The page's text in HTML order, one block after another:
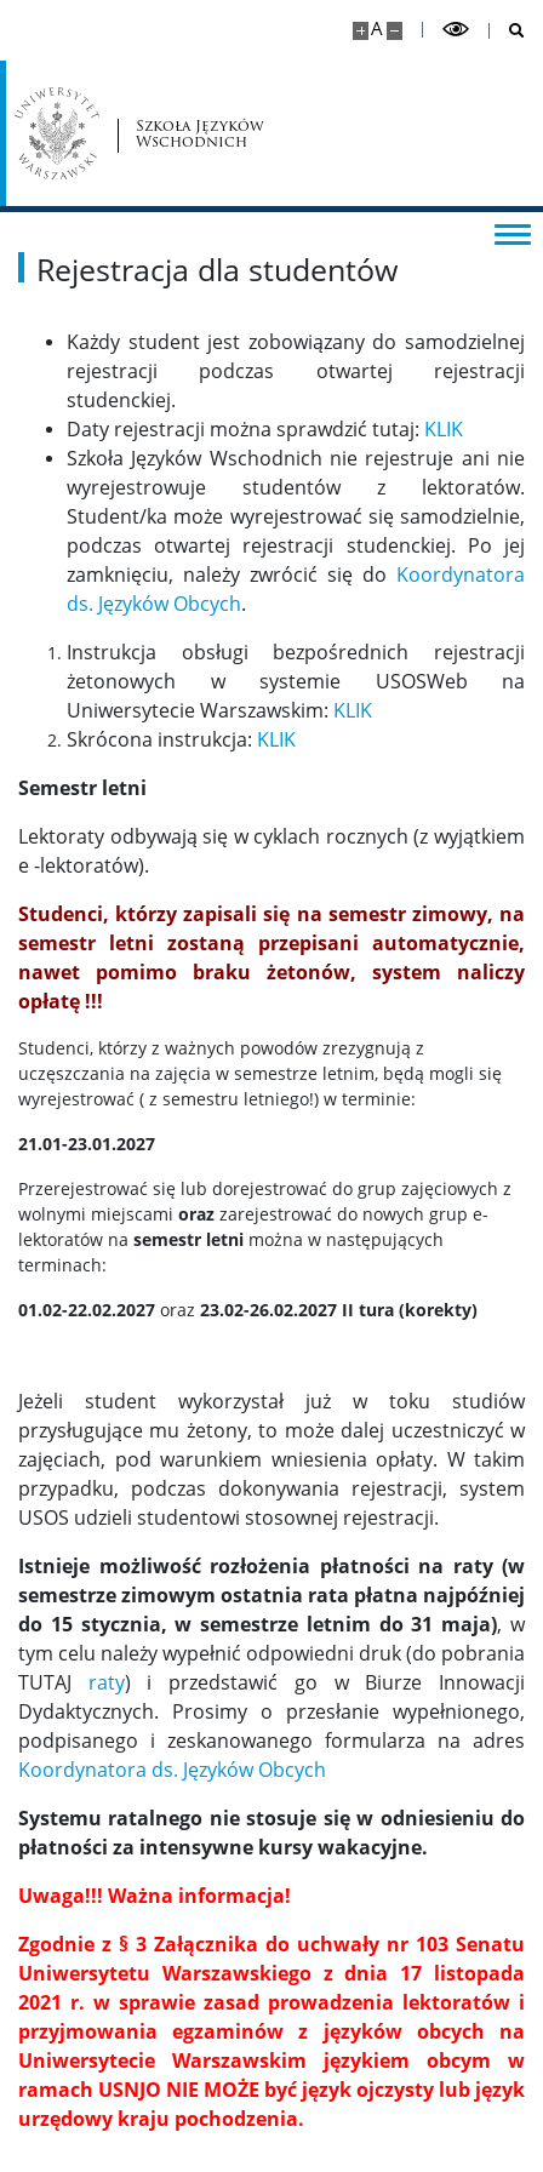
A
Szkoła Języków
Wschodnich
Rejestracja dla studentów
Każdy student jest zobowiązany do samodzielnej
rejestracji podczas otwartej rejestracji
studenckiej.
Daty rejestracji można sprawdzić tutaj: KLIK
Szkoła Języków Wschodnich nie rejestruje ani nie
wyrejestrowuje studentów z lektoratów.
Student/ka może wyrejestrować się samodzielnie,
podczas otwartej rejestracji studenckiej. Po jej
zamknięciu, należy zwrócić się do Koordynatora
ds. Języków Obcych.
Instrukcja obsługi bezpośrednich rejestracji
żetonowych w systemie USOSWeb na
Uniwersytecie Warszawskim: KLIK
Skrócona instrukcja: KLIK
Semestr letni
Lektoraty odbywają się w cyklach rocznych (z wyjątkiem
e -lektoratów).
Studenci, którzy zapisali się na semestr zimowy, na
semestr letni zostaną przepisani automatycznie,
nawet pomimo braku żetonów, system naliczy
opłatę !!!
Studenci, którzy z ważnych powodów zrezygnują z
uczęszczania na zajęcia w semestrze letnim, będą mogli się
wyrejestrować ( z semestru letniego!) w terminie:
21.01-23.01.2027
Przerejestrować się lub dorejestrować do grup zajęciowych z
wolnymi miejscami oraz zarejestrować do nowych grup e-
lektoratów na semestr letni można w następujących
terminach:
01.02-22.02.2027 oraz 23.02-26.02.2027 II tura (korekty)
Jeżeli student wykorzystał już w toku studiów
przysługujące mu żetony, to może dalej uczestniczyć w
zajęciach, pod warunkiem wniesienia opłaty. W takim
przypadku, podczas dokonywania rejestracji, system
USOS udzieli studentowi stosownej rejestracji.
Istnieje możliwość rozłożenia płatności na raty (w
semestrze zimowym ostatnia rata płatna najpóźniej
do 15 stycznia, w semestrze letnim do 31 maja), w
tym celu należy wypełnić odpowiedni druk (do pobrania
TUTAJ raty) i przedstawić go w Biurze Innowacji
Dydaktycznych. Prosimy o przesłanie wypełnionego,
podpisanego i zeskanowanego formularza na adres
Koordynatora ds. Języków Obcych
Systemu ratalnego nie stosuje się w odniesieniu do
płatności za intensywne kursy wakacyjne.
Uwaga!!! Ważna informacja!
Zgodnie z § 3 Załącznika do uchwały nr 103 Senatu
Uniwersytetu Warszawskiego z dnia 17 listopada
2021 r. w sprawie zasad prowadzenia lektoratów i
przyjmowania egzaminów z języków obcych na
Uniwersytecie Warszawskim językiem obcym w
ramach USNJO NIE MOŻE być język ojczysty lub język
urzędowy kraju pochodzenia.